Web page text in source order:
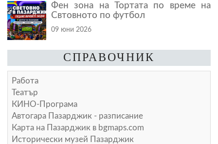
Фен зона на Тортата по време на
Свтовното по футбол
09 юни 2026
СПРАВОЧНИК
Работа
Театър
КИНО-Програма
Автогара Пазарджик - разписание
Карта на Пазарджик в bgmaps.com
Исторически музей Пазарджик